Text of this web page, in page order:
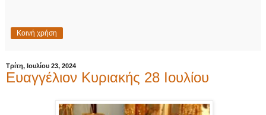
Κοινή χρήση
Τρίτη, Ιουλίου 23, 2024
Ευαγγέλιον Κυριακής 28 Ιουλίου